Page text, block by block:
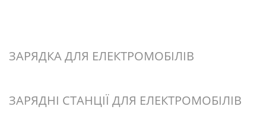
ЗАРЯДКА ДЛЯ ЕЛЕКТРОМОБІЛІВ
ЗАРЯДНІ СТАНЦІЇ ДЛЯ ЕЛЕКТРОМОБІЛІВ